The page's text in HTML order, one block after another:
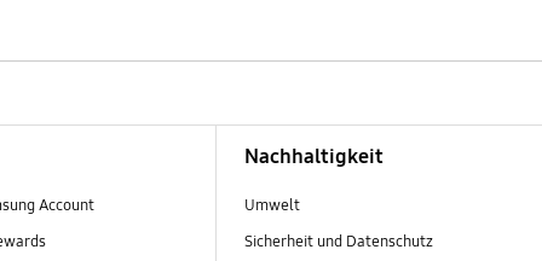
Account
Nachhaltigkeit
Umwelt
Sicherheit und Datenschutz